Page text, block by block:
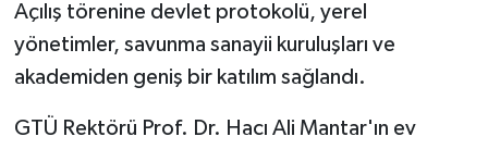
Açılış törenine devlet protokolü, yerel
yönetimler, savunma sanayii kuruluşları ve
akademiden geniş bir katılım sağlandı.
GTÜ Rektörü Prof. Dr. Hacı Ali Mantar'ın ev